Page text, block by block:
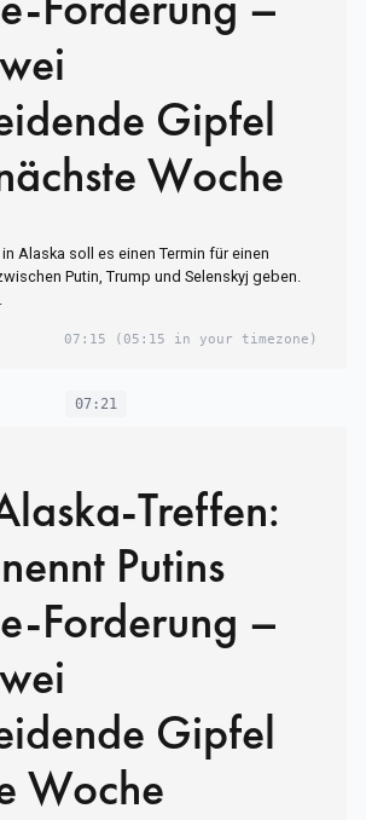
Gipfel
Woche
Alaska soll es einen Termin für einen
Putin, Trump und Selenskyj geben.
07:15 (05:15 in your timezone)
07:21
Treffen:
Putins
Forderung –
Gipfel
Woche